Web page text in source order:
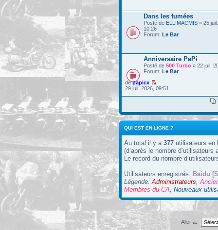
Dans les fumées
Posté de ELLIMACMIS » 25
10:26
Forum: Le Bar
Anniversaire PaPi
Posté de 500 Turbo » 22 juil.
Forum: Le Bar
depapicx
29 juil. 2026, 09:51
QUI EST EN LIGNE ?
Au total il y a 377 utilisateurs en
(d’après le nombre
Le record du nombre
Utilisateurs enregistrés: Baidu
Légende: Administrateurs
Membres du CA Nouveaux
Aller à: